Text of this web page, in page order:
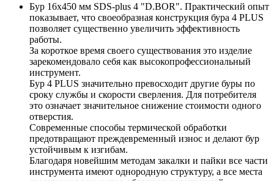
Бур 16х450 мм SDS-plus 4 "D.BOR". Практический опыт
показывает, что своеобразная конструкция бура 4 PLUS
позволяет существенно увеличить эффективность
работы.
За короткое время своего существования это изделие
зарекомендовало себя как высокопрофессиональный
инструмент.
Бур 4 PLUS значительно превосходит другие буры по
сроку службы и скорости сверления. Для потребителя
это означает значительное снижение стоимости одного
отверстия.
Современные способы термической обработки
предотвращают преждевременный износ и делают бур
устойчивым к изгибам.
Благодаря новейшим методам закалки и пайки все части
инструмента имеют однородную структуру, а все места